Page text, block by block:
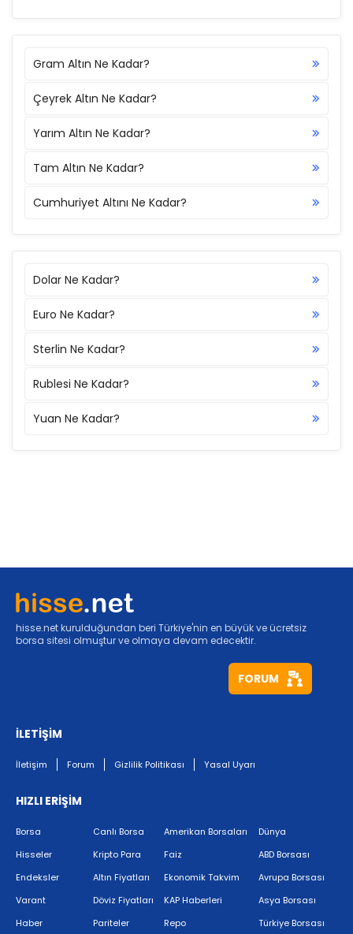
Gram Altın Ne Kadar?
Çeyrek Altın Ne Kadar?
Yarım Altın Ne Kadar?
Tam Altın Ne Kadar?
Cumhuriyet Altını Ne Kadar?
Dolar Ne Kadar?
Euro Ne Kadar?
Sterlin Ne Kadar?
Rublesi Ne Kadar?
Yuan Ne Kadar?
hisse.net kurulduğundan beri Türkiye'nin en büyük ve ücretsiz
borsa sitesi olmuştur ve olmaya devam edecektir.
FORUM
İLETİŞİM
İletişim Forum Gizlilik Politikası Yasal Uyarı
HIZLI ERİŞİM
Borsa
Hisseler
Endeksler
Varant
Haber
Canlı Borsa
Kripto Para
Altın Fiyatları
Döviz Fiyatları
Pariteler
Amerikan Borsaları
Faiz
Ekonomik Takvim
KAP Haberleri
Repo
Dünya
ABD Borsası
Avrupa Borsası
Asya Borsası
Türkiye Borsası